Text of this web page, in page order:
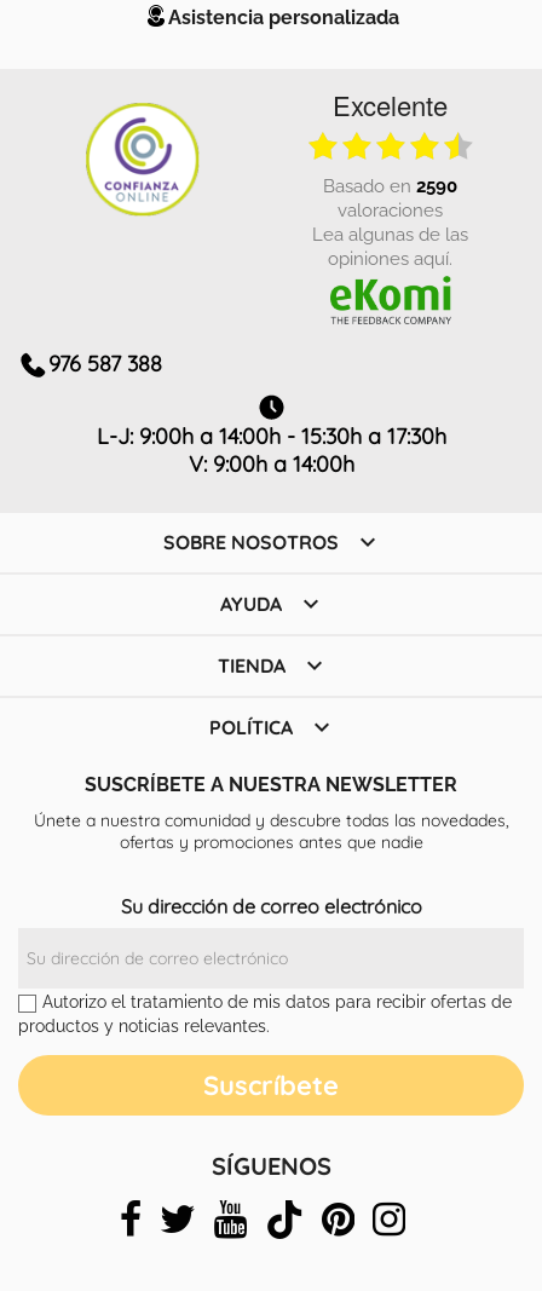
Asistencia personalizada
Excelente
basado en 2590
valoraciones
Lea algunas de las
opiniones aquí.
976 587 388
L-J: 9:00h a 14:00h - 15:30h a 17:30h
V: 9:00h a 14:00h
SOBRE NOSOTROS 
AYUDA 
TIENDA 
POLÍTICA 
SUSCRÍBETE A NUESTRA NEWSLETTER
Únete a nuestra comunidad y descubre todas las novedades,
ofertas y promociones antes que nadie
Su dirección de correo electrónico
Autorizo el tratamiento de mis datos para recibir ofertas de
productos y noticias relevantes.
SÍGUENOS